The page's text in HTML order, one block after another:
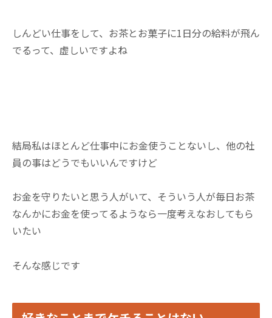
しんどい仕事をして、お茶とお菓子に1日分の給料が飛ん
でるって、虚しいですよね
結局私はほとんど仕事中にお金使うことないし、他の社
員の事はどうでもいいんですけど
お金を守りたいと思う人がいて、そういう人が毎日お茶
なんかにお金を使ってるようなら一度考えなおしてもら
いたい
そんな感じです